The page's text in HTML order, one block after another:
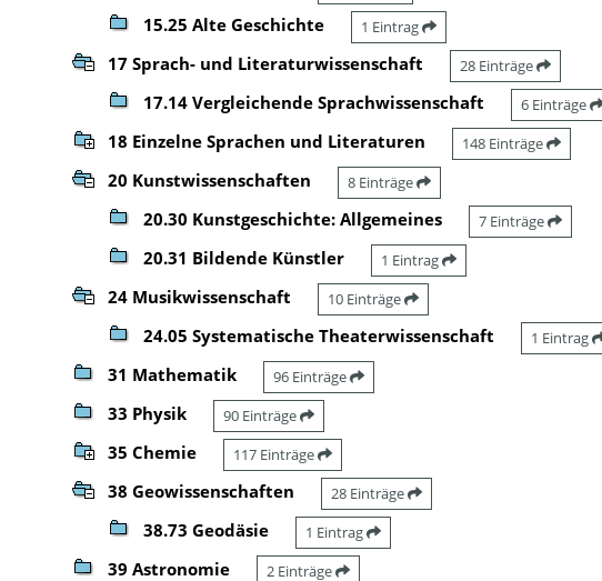
15.25 Alte Geschichte 1 Eintrag
17 Sprach- und Literaturwissenschaft 28 Einträge
17.14 Vergleichende Sprachwissenschaft 6 Einträge
18 Einzelne Sprachen und Literaturen 148 Einträge
20 Kunstwissenschaften 8 Einträge
20.30 Kunstgeschichte: Allgemeines 7 Einträge
20.31 Bildende Künstler 1 Eintrag
24 Musikwissenschaft 10 Einträge
24.05 Systematische Theaterwissenschaft 1 Eintrag
31 Mathematik 96 Einträge
33 Physik 90 Einträge
35 Chemie 117 Einträge
38 Geowissenschaften 28 Einträge
38.73 Geodäsie 1 Eintrag
39 Astronomie 2 Einträge